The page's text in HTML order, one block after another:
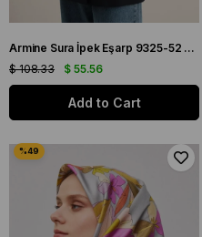
Armine Sura İpek Eşarp 9325-52 Mavi Karışık Desen
$ 55.56
$ 108.33
Add to Cart